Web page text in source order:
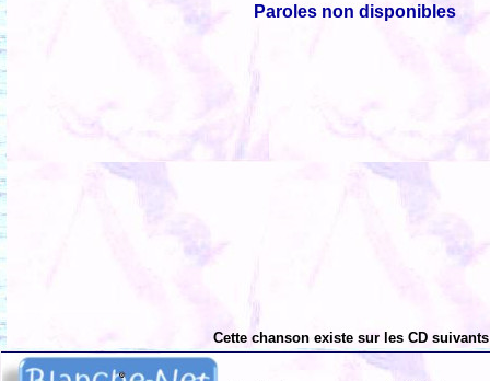
Paroles non disponibles
Cette chanson existe sur les CD